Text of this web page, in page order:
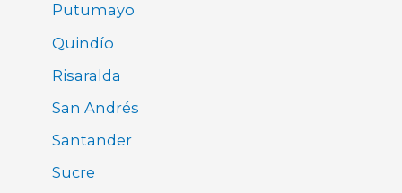
Putumayo
Quindío
Risaralda
San Andrés
Santander
Sucre